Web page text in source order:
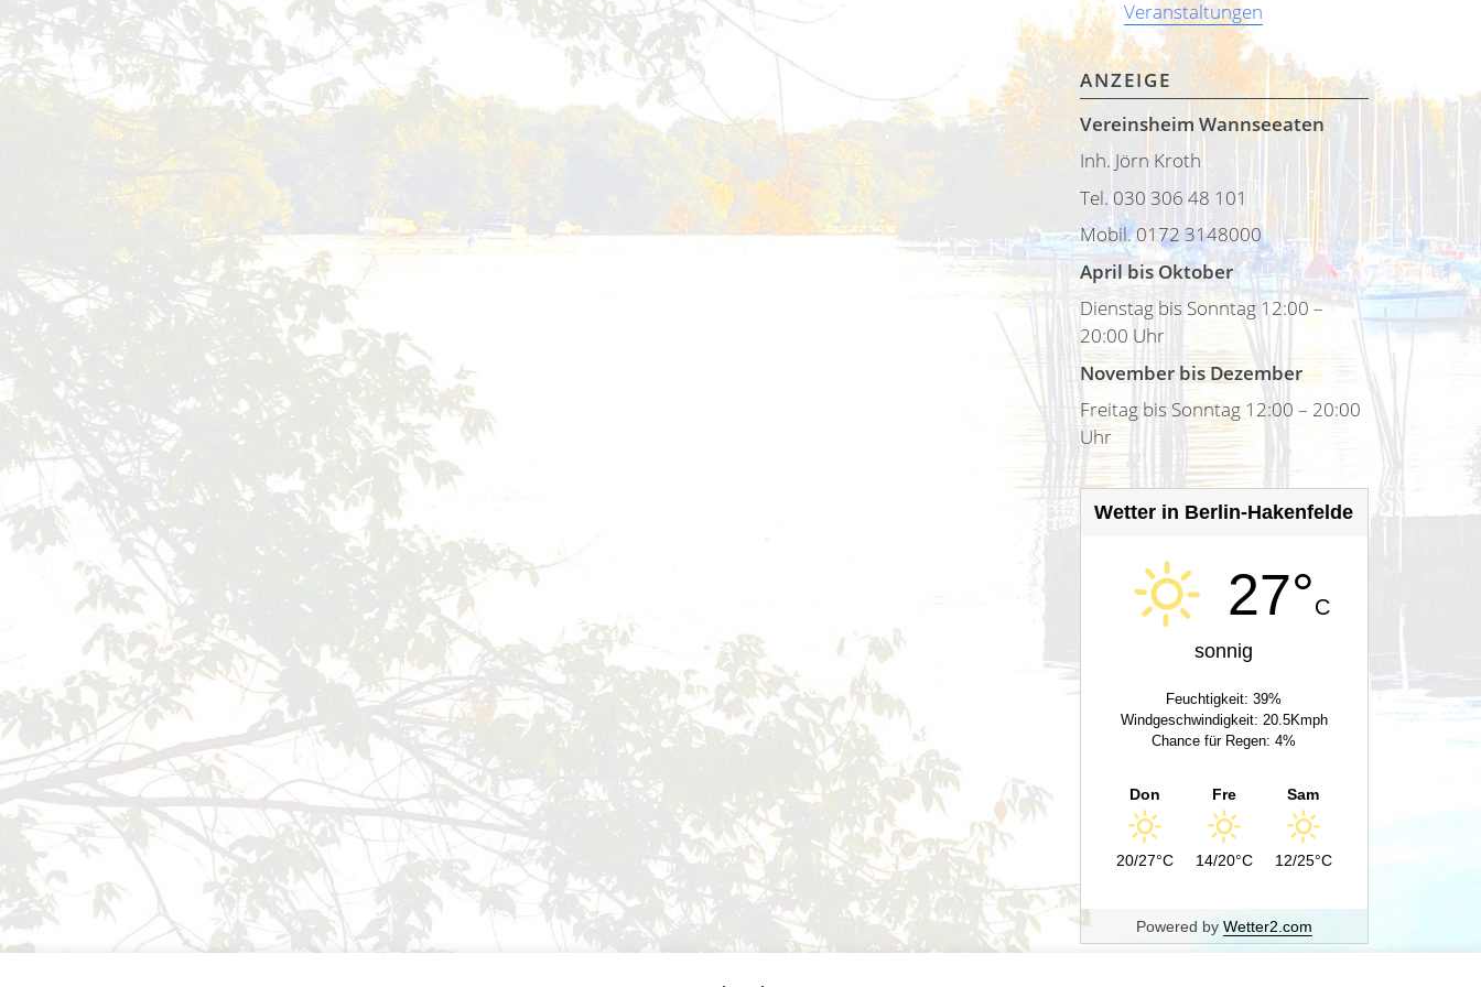
Veranstaltungen
ANZEIGE
Vereinsheim Wannseeaten
Inh. Jörn Kroth
Tel. 030 306 48 101
Mobil. 0172 3148000
April bis Oktober
Dienstag bis Sonntag 12:00 –
20:00 Uhr
November bis Dezember
Freitag bis Sonntag 12:00 – 20:00
Uhr
Wetter in Berlin-Hakenfelde
27°C
sonnig
Feuchtigkeit: 39%
Windgeschwindigkeit: 20.5Kmph
Chance für Regen: 4%
Don
20/27°C
Fre
14/20°C
Sam
12/25°C
Powered by Wetter2.com